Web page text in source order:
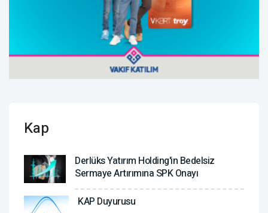
Kap
Derlüks Yatırım Holding'in Bedelsiz
Sermaye Artırımına SPK Onayı
KAP Duyurusu